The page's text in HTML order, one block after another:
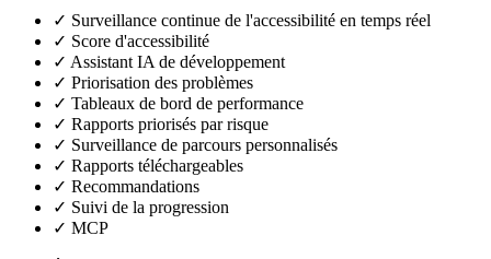
✓ Surveillance continue de l'accessibilité en temps réel
✓ Score d'accessibilité
✓ Assistant IA de développement
✓ Priorisation des problèmes
✓ Tableaux de bord de performance
✓ Rapports priorisés par risque
✓ Surveillance de parcours personnalisés
✓ Rapports téléchargeables
✓ Recommandations
✓ Suivi de la progression
✓ MCP